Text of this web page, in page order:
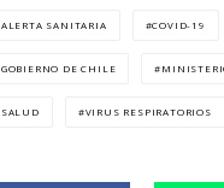
ALERTA SANITARIA COVID-19
GOBIERNO DE CHILE
SALUD VIRUS RESPIRATORIOS